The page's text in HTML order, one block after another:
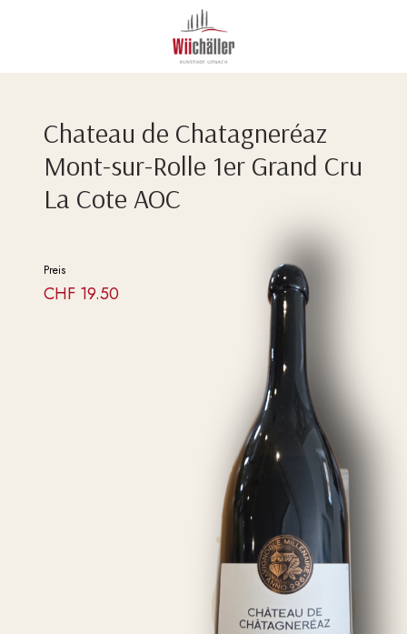
Chateau de Chatagneréaz
Mont-sur-Rolle 1er Grand Cru
La Cote AOC
Preis
CHF 19.50